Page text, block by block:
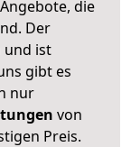
die
Der
und ist
gibt es
nur
von
Preis.